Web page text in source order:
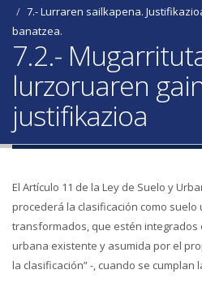
7.- Lurraren sailkapena.
banatzea.
7.2.-
lurzoruaren
justifikazioa
El Artículo 11 de la Ley de Suelo y
procederá la clasificación como suelo
transformados, que estén integrados
urbana existente y asumida por el
la clasificación” -, cuando se cumplan